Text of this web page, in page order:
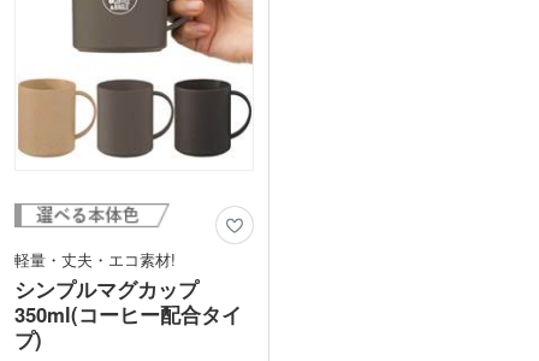
の高いアイテムが仕上がります。取っ手
の中心と中台紙のつなぎ目はずれる場合
があるため、オリジナル台紙を作成する
際は、中心が分かりにくいリピート柄が
おすすめです。企業ロゴを入れてキャン
ペーン等のPRや、写真を入れた記念品
にもおすすめです。
軽量・丈夫・エコ素材!
シンプルマグカップ
350ml(コーヒー配合タイ
プ)